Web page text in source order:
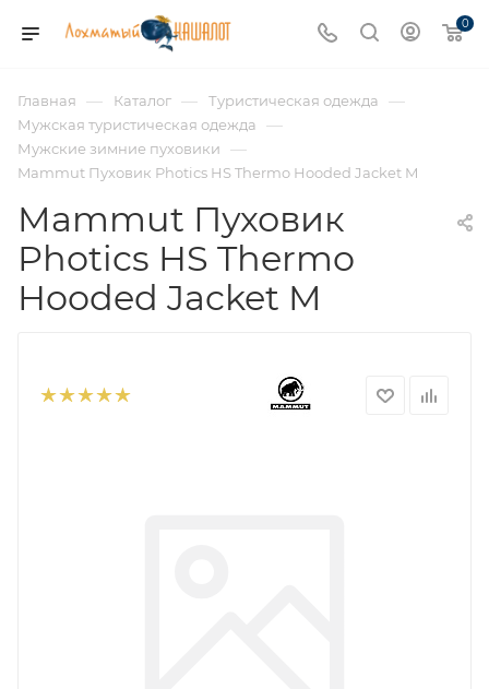
0
Главная — Каталог — Туристическая одежда —
Мужская туристическая одежда —
Мужские зимние пуховики —
Mammut Пуховик Photics HS Thermo Hooded Jacket M
Mammut Пуховик
Photics HS Thermo
Hooded Jacket M